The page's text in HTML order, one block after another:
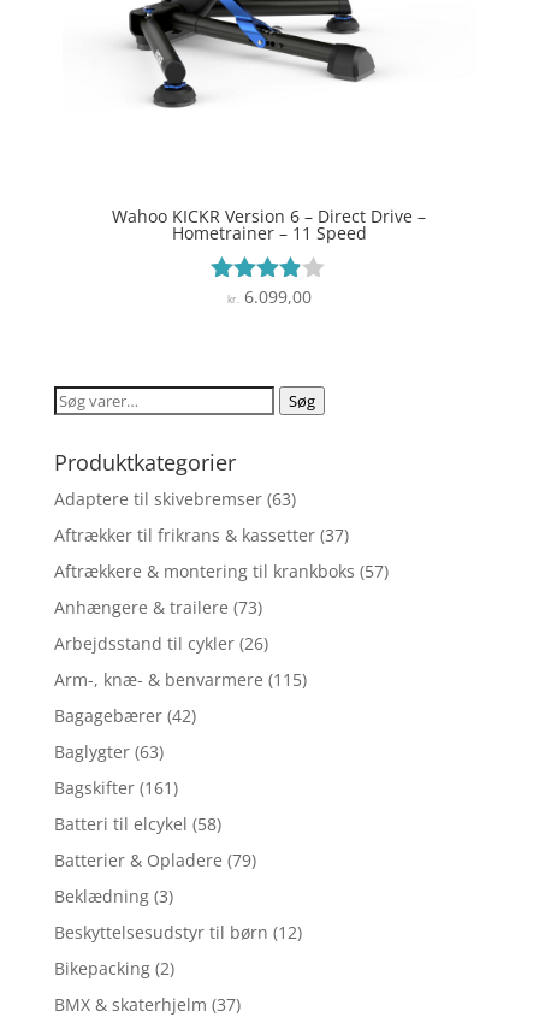
Wahoo KICKR Version 6 – Direct Drive –
Hometrainer – 11 Speed
Vurderet
kr.6.099,00
Søg
Søg
Produktkategorier
Adaptere til skivebremser (63)
Aftrækker til frikrans & kassetter (37)
Aftrækkere & montering til krankboks (57)
Anhængere & trailere (73)
Arbejdsstand til cykler (26)
Arm-, knæ- & benvarmere (115)
Bagagebærer (42)
Baglygter (63)
Bagskifter (161)
Batteri til elcykel (58)
Batterier & Opladere (79)
Beklædning (3)
Beskyttelsesudstyr til børn (12)
Bikepacking (2)
BMX & skaterhjelm (37)